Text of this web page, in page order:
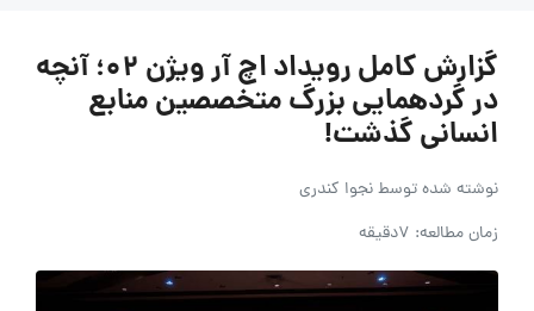
گزارش کامل رویداد اچ آر ویژن 02؛ آنچه
گردهمایی بزرگ متخصصین منابع
گذشت!
شده توسطنجوا کندری
مطالعه: 7دقیقه